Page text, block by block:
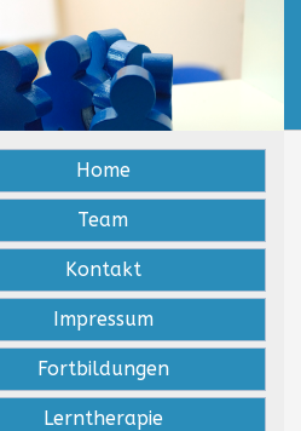
Home
Team
Kontakt
Impressum
Fortbildungen
Lerntherapie